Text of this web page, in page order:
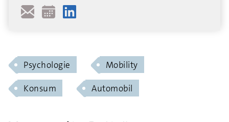
Psychologie Mobility
Konsum Automobil